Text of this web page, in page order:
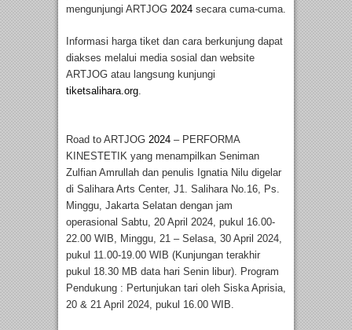
mengunjungi ARTJOG 2024 secara cuma-cuma.
Informasi harga tiket dan cara berkunjung dapat
diakses melalui media sosial dan website
ARTJOG atau langsung kunjungi
tiketsalihara.org.
Road to ARTJOG 2024 – PERFORMA
KINESTETIK yang menampilkan Seniman
Zulfian Amrullah dan penulis Ignatia Nilu digelar
di Salihara Arts Center, J1. Salihara No.16, Ps.
Minggu, Jakarta Selatan dengan jam
operasional Sabtu, 20 April 2024, pukul 16.00-
22.00 WIB, Minggu, 21 – Selasa, 30 April 2024,
pukul 11.00-19.00 WIB (Kunjungan terakhir
pukul 18.30 MB data hari Senin libur). Program
Pendukung : Pertunjukan tari oleh Siska Aprisia,
20 & 21 April 2024, pukul 16.00 WIB.